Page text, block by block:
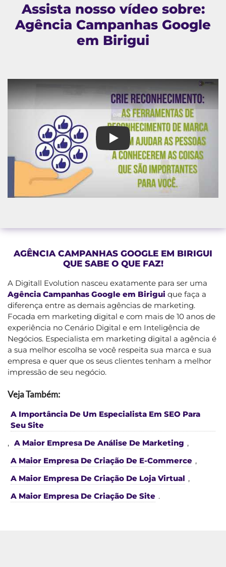
Assista nosso vídeo sobre:
Agência Campanhas Google
em Birigui
Agência Campanhas Google
AGÊNCIA CAMPANHAS GOOGLE EM BIRIGUI
QUE SABE O QUE FAZ!
A Digitall Evolution nasceu exatamente para ser uma
Agência Campanhas Google em Birigui que faça a
diferença entre as demais agências de marketing.
Focada em marketing digital e com mais de 10 anos de
experiência no Cenário Digital e em Inteligência de
Negócios. Especialista em marketing digital a agência é
a sua melhor escolha se você respeita sua marca e sua
empresa e quer que os seus clientes tenham a melhor
impressão de seu negócio.
Veja Também:
A Importância De Um Especialista Em SEO Para
Seu Site
, A Maior Empresa De Análise De Marketing ,
A Maior Empresa De Criação De E-Commerce ,
A Maior Empresa De Criação De Loja Virtual ,
A Maior Empresa De Criação De Site .